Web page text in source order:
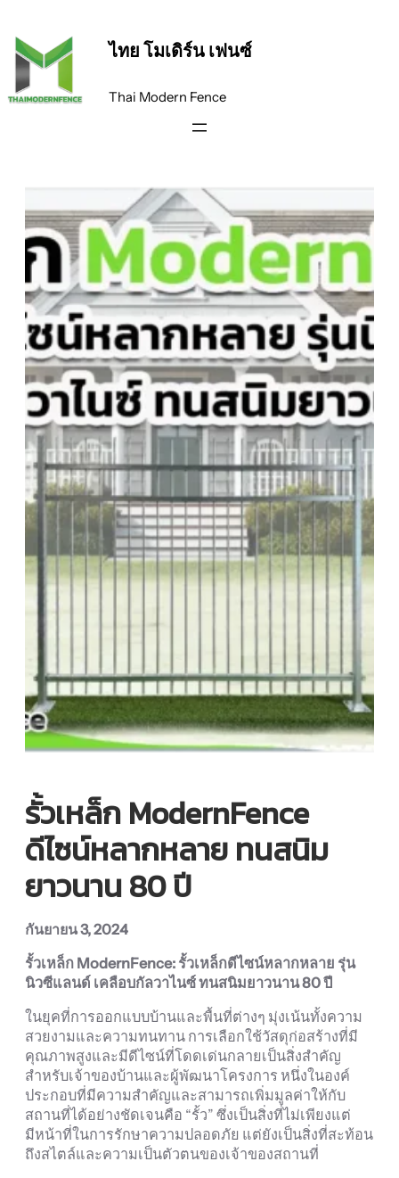
ไป
ยัง
เนื้อหา
ไทย โมเดิร์น เฟนซ์
Thai Modern Fence
รั้วเหล็ก ModernFence
ดีไซน์หลากหลาย ทนสนิม
ยาวนาน 80 ปี
กันยายน 3, 2024
รั้วเหล็ก ModernFence: รั้วเหล็กดีไซน์หลากหลาย รุ่น
นิวซีแลนด์ เคลือบกัลวาไนซ์ ทนสนิมยาวนาน 80ปี
ในยุคที่การออกแบบบ้านและพื้นที่ต่างๆ มุ่งเน้นทั้งความ
สวยงามและความทนทาน การเลือกใช้วัสดุก่อสร้างที่มี
คุณภาพสูงและมีดีไซน์ที่โดดเด่นกลายเป็นสิ่งสำคัญ
สำหรับเจ้าของบ้านและผู้พัฒนาโครงการ หนึ่งในองค์
ประกอบที่มีความสำคัญและสามารถเพิ่มมูลค่าให้กับ
สถานที่ได้อย่างชัดเจนคือ “รั้ว” ซึ่งเป็นสิ่งที่ไม่เพียงแต่
มีหน้าที่ในการรักษาความปลอดภัย แต่ยังเป็นสิ่งที่สะท้อน
ถึงสไตล์และความเป็นตัวตนของเจ้าของสถานที่